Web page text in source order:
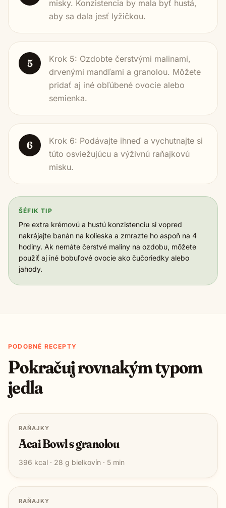
misky. Konzistencia by mala byť hustá,
aby sa dala jesť lyžičkou.
5
Krok 5: Ozdobte čerstvými malinami,
drvenými mandľami a granolou. Môžete
pridať aj iné obľúbené ovocie alebo
semienka.
6
Krok 6: Podávajte ihneď a vychutnajte si
túto osviežujúcu a výživnú raňajkovú
misku.
ŠÉFIK TIP
Pre extra krémovú a hustú konzistenciu si vopred
nakrájajte banán na kolieska a zmrazte ho aspoň na 4
hodiny. Ak nemáte čerstvé maliny na ozdobu, môžete
použiť aj iné bobuľové ovocie ako čučoriedky alebo
jahody.
PODOBNÉ RECEPTY
Pokračuj rovnakým typom
jedla
RAŇAJKY
Acai Bowl s granolou
396 kcal · 28 g bielkovín · 5 min
RAŇAJKY